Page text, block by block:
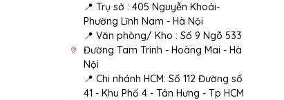
📍 Trụ sở : 405 Nguyễn Khoái-
Phường Lĩnh Nam - Hà Nội
📍 Văn phòng/ Kho : Số 9 Ngõ 533
Đường Tam Trinh - Hoàng Mai - Hà
Nội
📍 Chi nhánh HCM: Số 112 Đường số
41 - Khu Phố 4 - Tân Hưng - Tp HCM